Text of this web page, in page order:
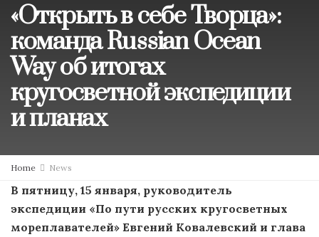
«Открыть в себе Творца»:
команда Russian Ocean
Way об итогах
кругосветной экспедиции
и планах
Home News
В пятницу, 15 января, руководитель
экспедиции «По пути русских кругосветных
мореплавателей» Евгений Ковалевский и глава